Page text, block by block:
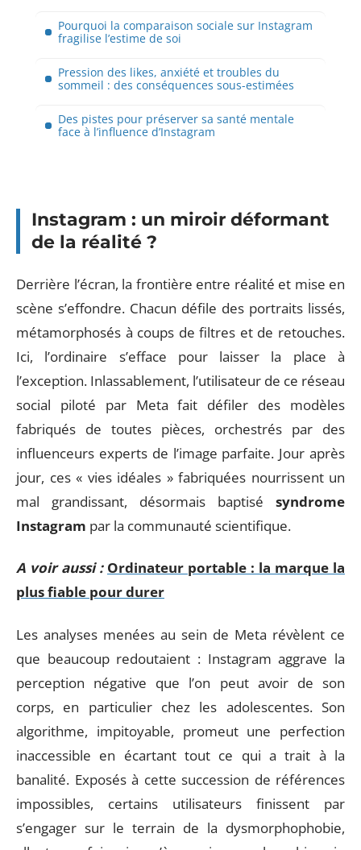
Pourquoi la comparaison sociale sur Instagram
fragilise l’estime de soi
Pression des likes, anxiété et troubles du
sommeil : des conséquences sous-estimées
Des pistes pour préserver sa santé mentale
face à l’influence d’Instagram
Instagram : un miroir déformant
de la réalité ?
Derrière l’écran, la frontière entre réalité et mise en
scène s’effondre. Chacun défile des portraits lissés,
métamorphosés à coups de filtres et de retouches.
Ici, l’ordinaire s’efface pour laisser la place à
l’exception. Inlassablement, l’utilisateur de ce réseau
social piloté par Meta fait défiler des modèles
fabriqués de toutes pièces, orchestrés par des
influenceurs experts de l’image parfaite. Jour après
jour, ces « vies idéales » fabriquées nourrissent un
mal grandissant, désormais baptisé syndrome
Instagram par la communauté scientifique.
A voir aussi : Ordinateur portable : la marque la
plus fiable pour durer
Les analyses menées au sein de Meta révèlent ce
que beaucoup redoutaient : Instagram aggrave la
perception négative que l’on peut avoir de son
corps, en particulier chez les adolescentes. Son
algorithme, impitoyable, promeut une perfection
inaccessible en écartant tout ce qui a trait à la
banalité. Exposés à cette succession de références
impossibles, certains utilisateurs finissent par
s’engager sur le terrain de la dysmorphophobie,